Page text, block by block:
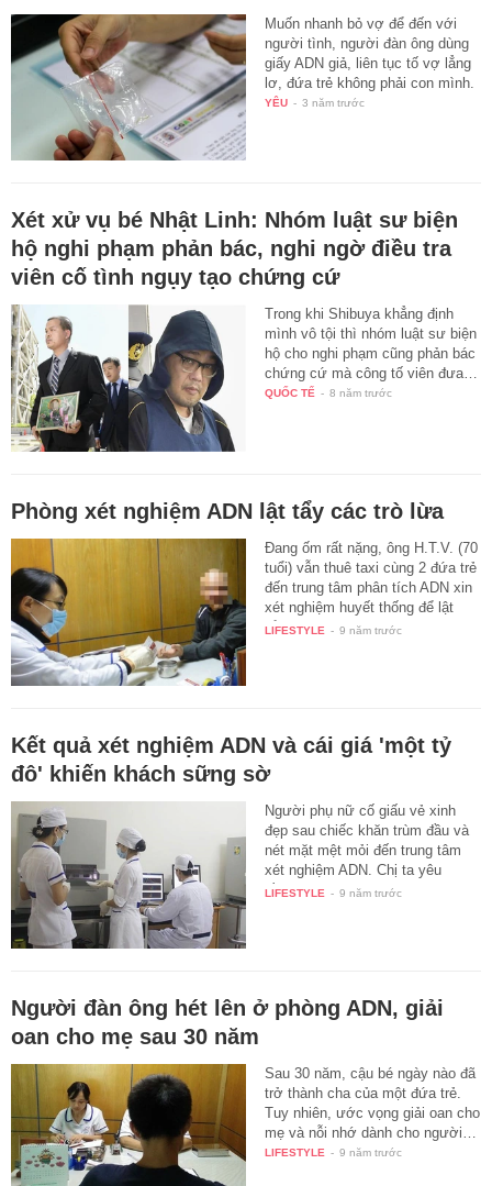
Muốn nhanh bỏ vợ để đến với
người tình, người đàn ông dùng
giấy ADN giả, liên tục tố vợ lẳng
lơ, đứa trẻ không phải con mình.
YÊU - 3 năm trước
Xét xử vụ bé Nhật Linh: Nhóm luật sư biện
hộ nghi phạm phản bác, nghi ngờ điều tra
viên cố tình ngụy tạo chứng cứ
Trong khi Shibuya khẳng định
mình vô tội thì nhóm luật sư biện
hộ cho nghi phạm cũng phản bác
chứng cứ mà công tố viên đưa…
QUỐC TẾ - 8 năm trước
Phòng xét nghiệm ADN lật tẩy các trò lừa
Đang ốm rất nặng, ông H.T.V. (70
tuổi) vẫn thuê taxi cùng 2 đứa trẻ
đến trung tâm phân tích ADN xin
xét nghiệm huyết thống để lật
tẩy…
LIFESTYLE - 9 năm trước
Kết quả xét nghiệm ADN và cái giá 'một tỷ
đô' khiến khách sững sờ
Người phụ nữ cố giấu vẻ xinh
đẹp sau chiếc khăn trùm đầu và
nét mặt mệt mỏi đến trung tâm
xét nghiệm ADN. Chị ta yêu
cầu…
LIFESTYLE - 9 năm trước
Người đàn ông hét lên ở phòng ADN, giải
oan cho mẹ sau 30 năm
Sau 30 năm, cậu bé ngày nào đã
trở thành cha của một đứa trẻ.
Tuy nhiên, ước vọng giải oan cho
mẹ và nỗi nhớ dành cho người…
LIFESTYLE - 9 năm trước